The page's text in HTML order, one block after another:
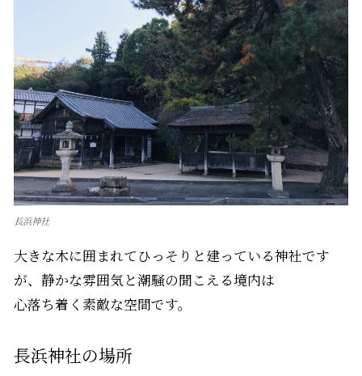
長浜神社
大きな木に囲まれてひっそりと建っている神社です
が、静かな雰囲気と潮騒の聞こえる境内は
心落ち着く素敵な空間です。
長浜神社の場所